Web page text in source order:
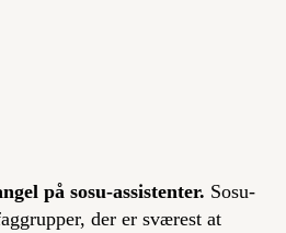
på sosu-assistenter. Sosu-
der er sværest at